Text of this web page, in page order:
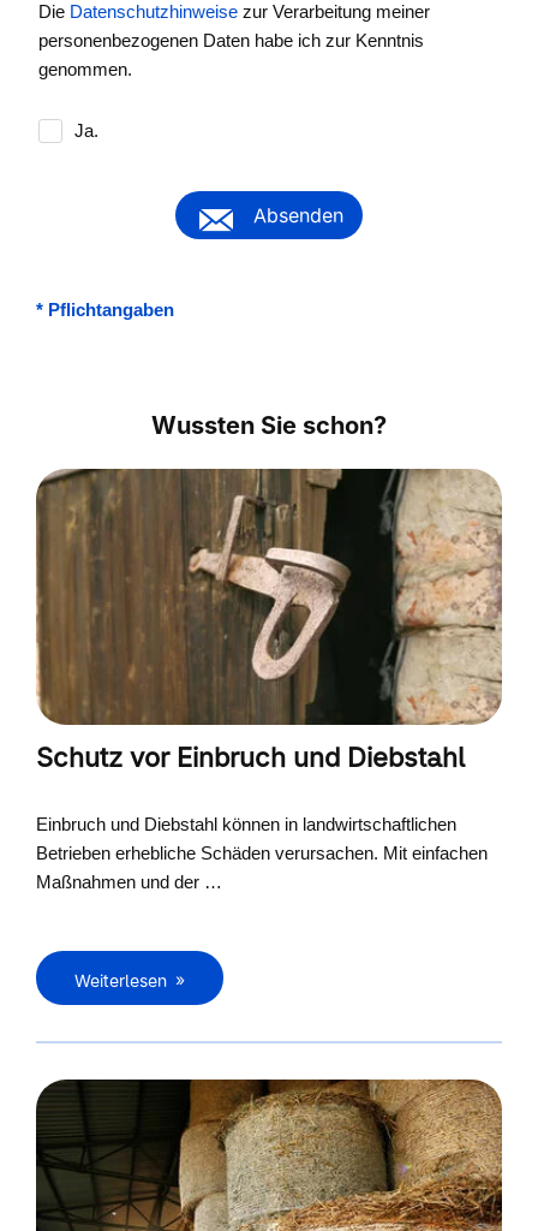
Die Datenschutzhinweise zur Verarbeitung meiner
personenbezogenen Daten habe ich zur Kenntnis
genommen.
Ja.
Absenden
* Pflichtangaben
Wussten Sie schon?
Schutz vor Einbruch und Diebstahl
Einbruch und Diebstahl können in landwirtschaftlichen
Betrieben erhebliche Schäden verursachen. Mit einfachen
Maßnahmen und der …
Weiterlesen